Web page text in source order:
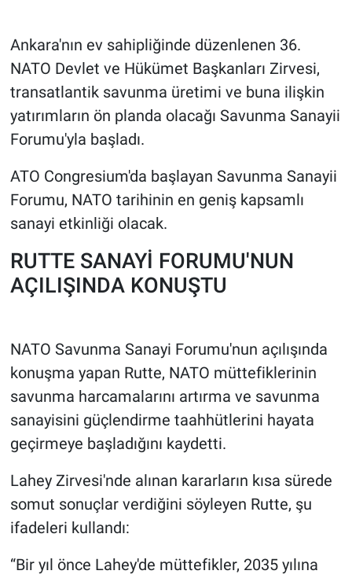
Ankara'nın ev sahipliğinde düzenlenen 36.⁠
⁠NATO Devlet ve Hükümet Başkanları Zirvesi,
transatlantik savunma üretimi ve buna ilişkin
yatırımların ön planda olacağı Savunma Sanayii
Forumu'yla başladı.
ATO Congresium'da başlayan Savunma Sanayii
Forumu, NATO tarihinin en geniş kapsamlı
sanayi etkinliği olacak.
RUTTE SANAYİ FORUMU'NUN
AÇILIŞINDA KONUŞTU
NATO Savunma Sanayi Forumu'nun açılışında
konuşma yapan Rutte, NATO müttefiklerinin
savunma harcamalarını artırma ve savunma
sanayisini güçlendirme taahhütlerini hayata
geçirmeye başladığını kaydetti.
Lahey Zirvesi'nde alınan kararların kısa sürede
somut sonuçlar verdiğini söyleyen Rutte, şu
ifadeleri kullandı:
“Bir yıl önce Lahey'de müttefikler, 2035 yılına
Gündem Özel
Günün görüntüsü
Haber
Kimdir
Koronavirüs
Kültür Sanat
Nedir
Popüler
Programlar
Sağlık
Teknoloji